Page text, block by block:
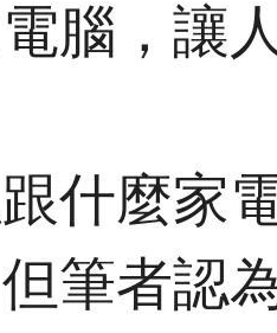
腦，讓
什麼家
筆者認